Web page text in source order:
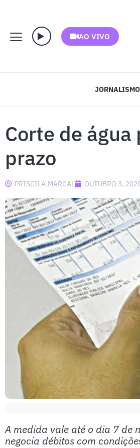
AO VIVO
JORNALISMO
Corte de
prazo
PRISCILA.MARCAL OUTUBRO 3,
A medida vale até o dia 7 de
negocia débitos com